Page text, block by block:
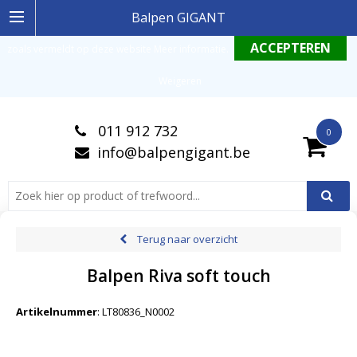
Balpen GIGANT
0
011 912 732
info@balpengigant.be
Terug naar overzicht
Balpen Riva soft touch
Artikelnummer: LT80836_N0002
Ingelogde gebruiker stemt in met de geldende omgang productinformatie